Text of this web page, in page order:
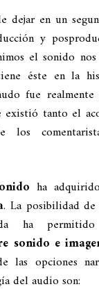
dejar en un
y
el sonido
éste en la
fue
tanto el
ha
. La posibilidad
ha permitido
sonido e
las opciones
del audio son: